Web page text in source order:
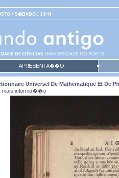
/ S�BADO / 14:44
APRESENTA��O
Universel De Mathematique Et De
mais informa��o